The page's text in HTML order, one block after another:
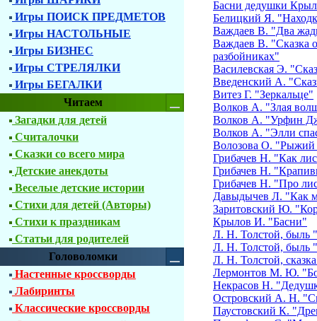
Игры ПОИСК ПРЕДМЕТОВ
Игры НАСТОЛЬНЫЕ
Игры БИЗНЕС
Игры СТРЕЛЯЛКИ
Игры БЕГАЛКИ
Читаем
Загадки для детей
Считалочки
Сказки со всего мира
Детские анекдоты
Веселые детские истории
Стихи для детей (Авторы)
Стихи к праздникам
Статьи для родителей
Головоломки
Настенные кроссворды
Лабиринты
Классические кроссворды
Басни дедушки
Белицкий Я.
Важдаев В. "Два
Важдаев В. "Сказка
разбойниках"
Василевская Э.
Введенский А.
Витез Г. "Зеркальце"
Волков А. "Злая
Волков А. "Урфин
Волков А. "Элли
Волозова О. "Рыжий
Грибачев Н. "Как
Грибачев Н.
Грибачев Н. "Про
Давыдычев Л. "Как
Заритовский Ю.
Крылов И. "Басни"
Л. Н. Толстой, быль
Л. Н. Толстой, быль
Л. Н. Толстой,
Лермонтов М. Ю.
Некрасов Н.
Островский А. Н.
Паустовский К.